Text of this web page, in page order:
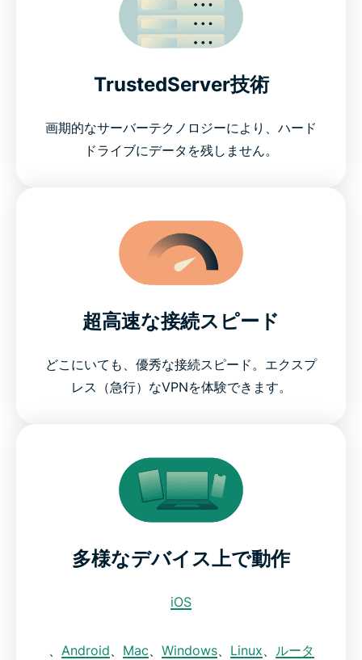
TrustedServer技術
画期的なサーバーテクノロジーにより、ハード
ドライブにデータを残しません。
超高速な接続スピード
どこにいても、優秀な接続スピード。エクスプ
レス（急行）なVPNを体験できます。
多様なデバイス上で動作
iOS
、 Android、 Mac、 Windows、 Linux、 ルータ